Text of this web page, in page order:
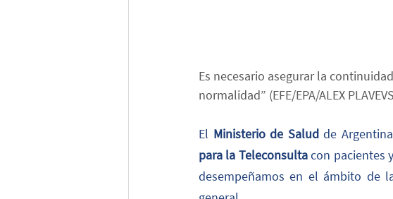
Es necesario asegurar la
normalidad” (EFE/EPA/ALEX
El Ministerio de Salud de
para la Teleconsulta con pacientes
desempeñamos en el ámbito de